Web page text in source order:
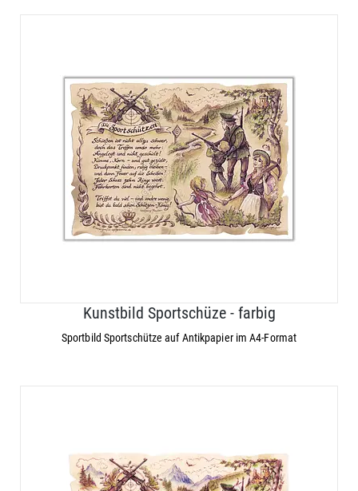
Kunstbild Sportschüze - farbig
Sportbild Sportschütze auf Antikpapier im A4-Format